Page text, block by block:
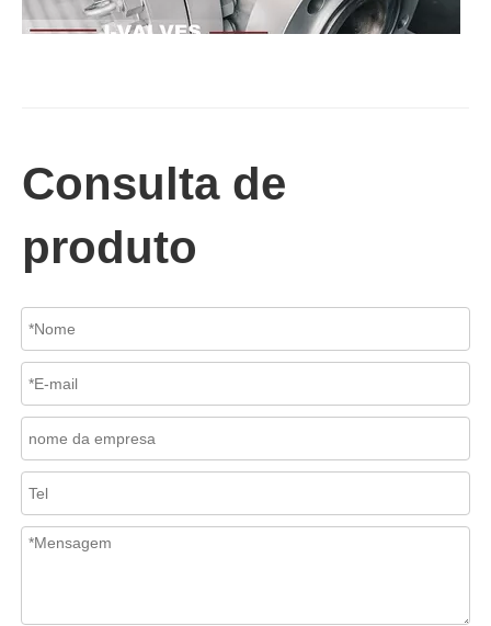
Em sistemas de tubulações industriais, evitar o fluxo reverso é
Consulta de
produto